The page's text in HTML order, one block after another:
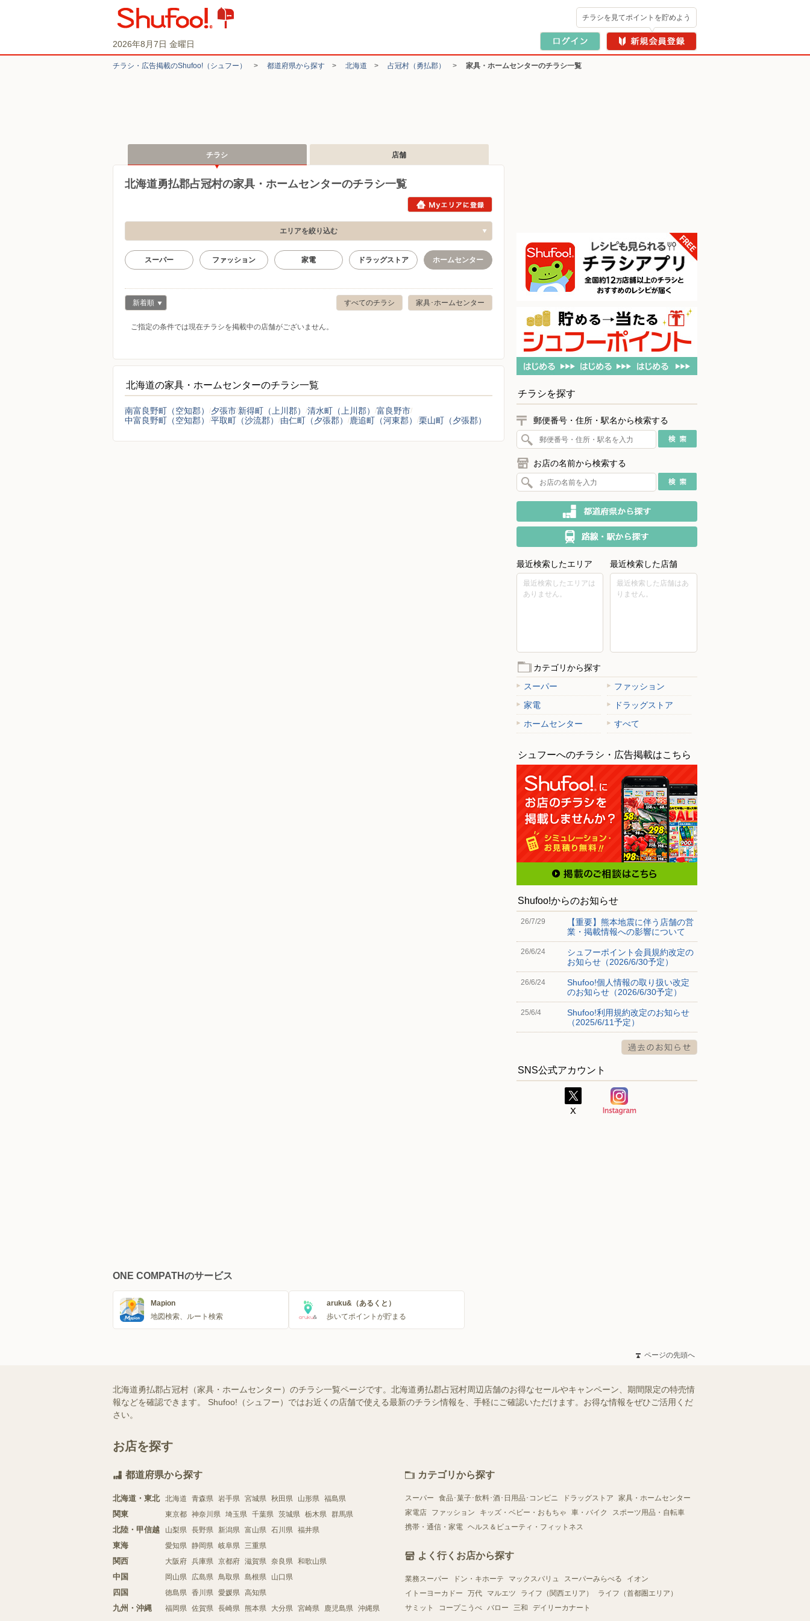
2026年8月7日 金曜日
チラシを見てポイントを貯めよう
チラシ・​広告掲載の​Shufoo!​（シュフー） > 都道府県から探す > 北海道 > 占冠村（勇払郡） > 家具・ホームセンターのチラシ一覧
チラシ 店舗
北海道勇払郡占冠村の家具・ホームセンターのチラシ一覧
エリアを絞り込む
スーパー ファッション 家電 ドラッグストア ホームセンター
家具･ホームセンター
すべてのチラシ
新着順
ご指定の条件では現在チラシを掲載中の店舗がございません。
北海道の家具・ホームセンターのチラシ一覧
南富良野町（空知郡） 夕張市 新得町（上川郡） 清水町（上川郡）
富良野市
中富良野町（空知郡）
平取町（沙流郡） 由仁町（夕張郡） 鹿追町（河東郡） 栗山町（夕張郡）
チラシを探す
郵便番号・住所・駅名から検索する
お店の名前から検索する
最近検索したエリア
最近検索したエリアは
ありません。
最近検索した店舗
最近検索した店舗はあ
りません。
カテゴリから探す
スーパー
ファッション
家電
ドラッグストア
ホームセンター
すべて
シュフーへのチラシ・広告掲載はこちら
Shufoo!からのお知らせ
26/7/29
【重要】熊本地震に伴う店舗の営
業・掲載情報への影響について
26/6/24
シュフーポイント会員規約改定の
お知らせ（2026/6/30予定）
26/6/24
Shufoo!個人情報の取り扱い改定
のお知らせ（2026/6/30予定）
25/6/4
Shufoo!利用規約改定のお知らせ
（2025/6/11予定）
SNS公式アカウント
ONE COMPATHのサービス
Mapion
地図検索、ルート検索
aruku&（あるくと）
歩いてポイントが貯まる
ページの先頭へ
北海道勇払郡占冠村（家具・ホームセンター）のチラシ一覧ページです。北海道勇払郡占冠村周辺店舗のお得なセールやキャンペーン、期間限定の特売情
報などを確認できます。 Shufoo!（シュフー）ではお近くの店舗で使える最新のチラシ情報を、手軽にご確認いただけます。お得な情報をぜひご活用くだ
さい。
お店を探す
都道府県から探す
北海道・東北 北海道 青森県 岩手県 宮城県 秋田県 山形県 福島県
関東 東京都 神奈川県 埼玉県 千葉県 茨城県 栃木県 群馬県
北陸・甲信越 山梨県 長野県 新潟県 富山県 石川県 福井県
東海 愛知県 静岡県 岐阜県 三重県
関西 大阪府 兵庫県 京都府 滋賀県 奈良県 和歌山県
中国 岡山県 広島県 鳥取県 島根県 山口県
四国 徳島県 香川県 愛媛県 高知県
九州・沖縄 福岡県 佐賀県 長崎県 熊本県 大分県 宮崎県 鹿児島県 沖縄県
カテゴリから探す
スーパー 食品･菓子･飲料･酒･日用品･コンビニ ドラッグストア
家具・ホームセンター
家電店
ファッション キッズ・ベビー・おもちゃ 車・バイク
スポーツ用品・自転車
携帯・通信・家電 ヘルス＆ビューティ・フィットネス
よく行くお店から探す
業務スーパー ドン・キホーテ マックスバリュ スーパーみらべる
イオン
イトーヨーカドー
万代 マルエツ ライフ（関西エリア）
ライフ（首都圏エリア）
サミット
コープこうべ バロー 三和 デイリーカナート